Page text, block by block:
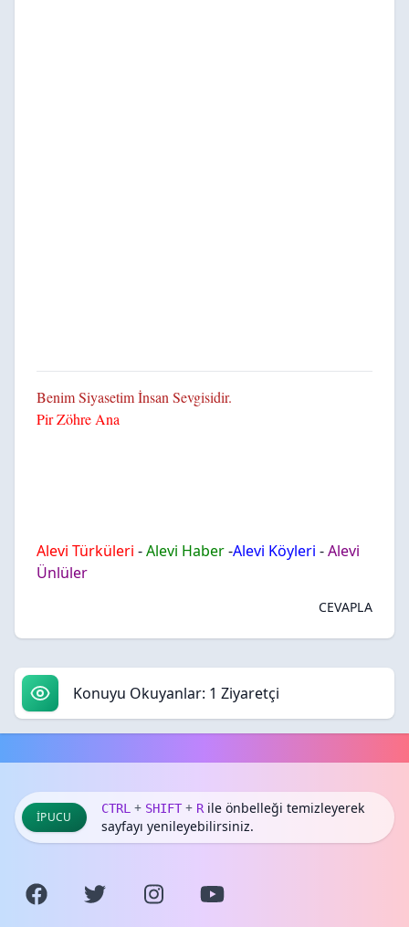
Benim Siyasetim İnsan Sevgisidir.
Pir Zöhre Ana
Alevi Türküleri -Alevi Haber-Alevi Köyleri -Alevi
Ünlüler
CEVAPLA
Konuyu Okuyanlar: 1 Ziyaretçi
İPUCU
CTRL + SHIFT + Rile önbelleği temizleyerek
sayfayı yenileyebilirsiniz.